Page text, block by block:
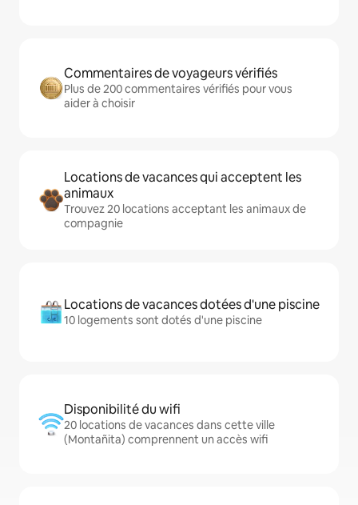
Commentaires de voyageurs vérifiés
Plus de 200 commentaires vérifiés pour vous
aider à choisir
Locations de vacances qui acceptent les
animaux
Trouvez 20 locations acceptant les animaux de
compagnie
Locations de vacances dotées d'une piscine
10 logements sont dotés d'une piscine
Disponibilité du wifi
20 locations de vacances dans cette ville
(Montañita) comprennent un accès wifi